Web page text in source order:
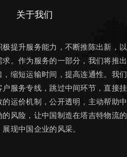
关于我们
提升服务能力，不断推陈出新，以
。作为服务的一部分，我们将推出
缩短运输时间，提高连通性。我们
服务专线，跳过中间环节，直接挂
运价机制，公开透明，主动帮助中
风险，让中国制造在塔吉特物流的
现中国企业的风采。